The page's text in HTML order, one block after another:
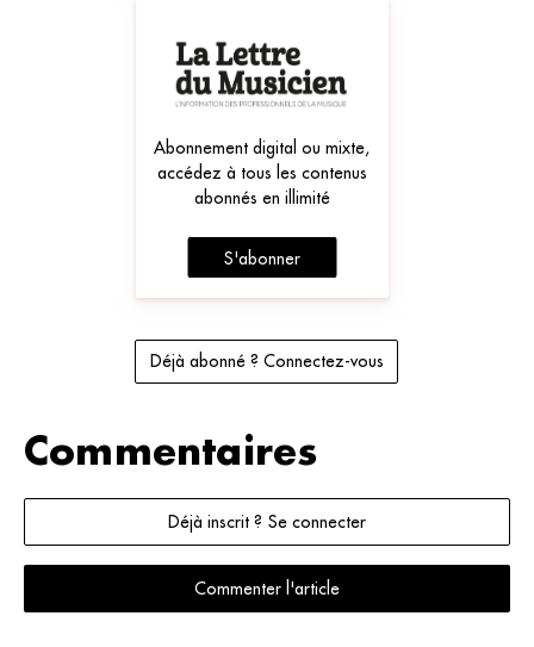
Abonnement digital ou mixte,
accédez à tous les contenus
abonnés en illimité
S'abonner
Déjà abonné ? Connectez-vous
Commentaires
Déjà inscrit ? Se connecter
Commenter l'article